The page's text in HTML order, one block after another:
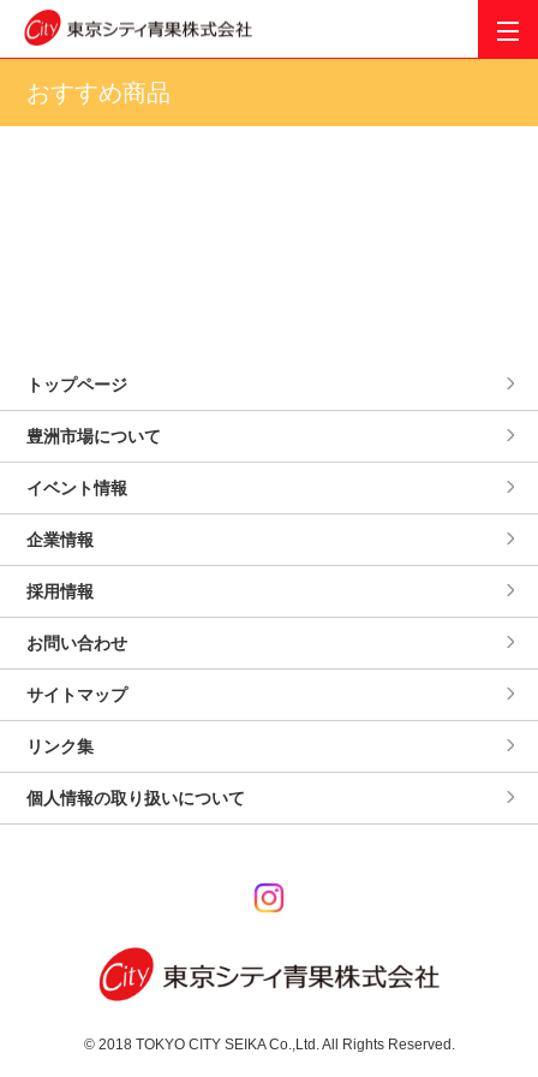
おすすめ商品
トップページ
豊洲市場について
イベント情報
企業情報
採用情報
お問い合わせ
サイトマップ
リンク集
個人情報の取り扱いについて
© 2018 TOKYO CITY SEIKA Co.,Ltd. All Rights Reserved.